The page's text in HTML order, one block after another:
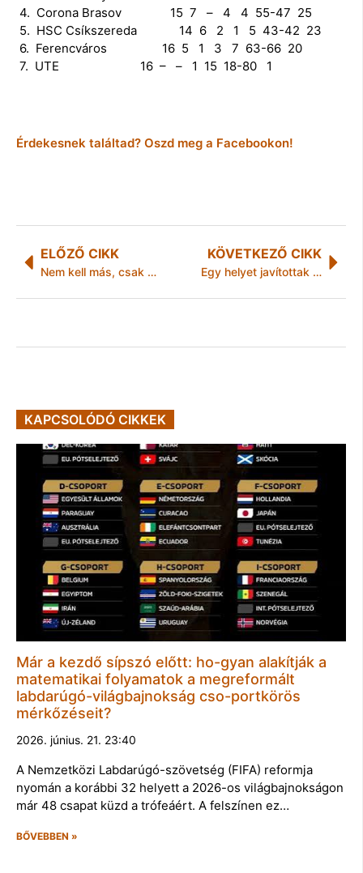
4. Corona Brasov 15 7 – 4 4 55-47 25
5. HSC Csíkszereda 14 6 2 1 5 43-42 23
6. Ferencváros 16 5 1 3 7 63-66 20
7. UTE 16 – – 1 15 18-80 1
Érdekesnek találtad? Oszd meg a Facebookon!
ELŐZŐ CIKK
Nem kell más, csak egy musical
KÖVETKEZŐ CIKK
Egy helyet javítottak az MVSI tornász-lányai
KAPCSOLÓDÓ CIKKEK
Már a kezdő sípszó előtt: ho-gyan alakítják a
matematikai folyamatok a megreformált
labdarúgó-világbajnokság cso-portkörös
mérkőzéseit?
2026. június. 21. 23:40
A Nemzetközi Labdarúgó-szövetség (FIFA) reformja
nyomán a korábbi 32 helyett a 2026-os világbajnokságon
már 48 csapat küzd a trófeáért. A felszínen ez…
BŐVEBBEN »